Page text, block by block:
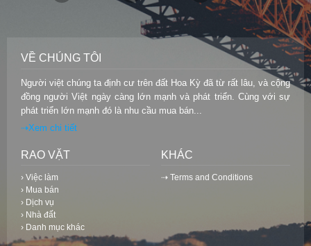
VỀ CHÚNG TÔI
Người việt chúng ta định cư trên đất Hoa Kỳ đã từ rất lâu, và cộng
đồng người Việt ngày càng lớn mạnh và phát triển. Cùng với sự
phát triển lớn mạnh đó là nhu cầu mua bán...
⇢Xem chi tiết
RAO VẶT
› Việc làm
› Mua bán
› Dịch vụ
› Nhà đất
› Danh mục khác
KHÁC
⇢ Terms and Conditions